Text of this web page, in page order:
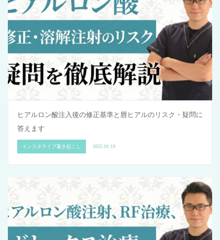
ヒアルロン酸注入後の修正基準と唇ヒアルのリスク・疑問に
答えます
インスタライブ書き起こし 2025.01.19